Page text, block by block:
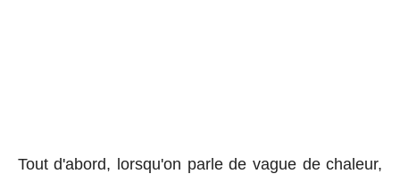
Tout d'abord, lorsqu'on parle de vague de chaleur,